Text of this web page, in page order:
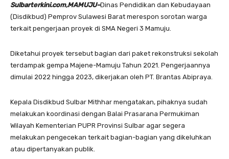
Sulbarterkini.com,MAMUJU–Dinas Pendidikan dan Kebudayaan
(Disdikbud) Pemprov Sulawesi Barat merespon sorotan warga
terkait pengerjaan proyek di SMA Negeri 3 Mamuju.
Diketahui proyek tersebut bagian dari paket rekonstruksi sekolah
terdampak gempa Majene-Mamuju Tahun 2021. Pengerjaannya
dimulai 2022 hingga 2023, dikerjakan oleh PT. Brantas Abipraya.
Kepala Disdikbud Sulbar Mithhar mengatakan, pihaknya sudah
melakukan koordinasi dengan Balai Prasarana Permukiman
Wilayah Kementerian PUPR Provinsi Sulbar agar segera
melakukan pengecekan terkait bagian-bagian yang dikeluhkan
atau dipertanyakan publik.